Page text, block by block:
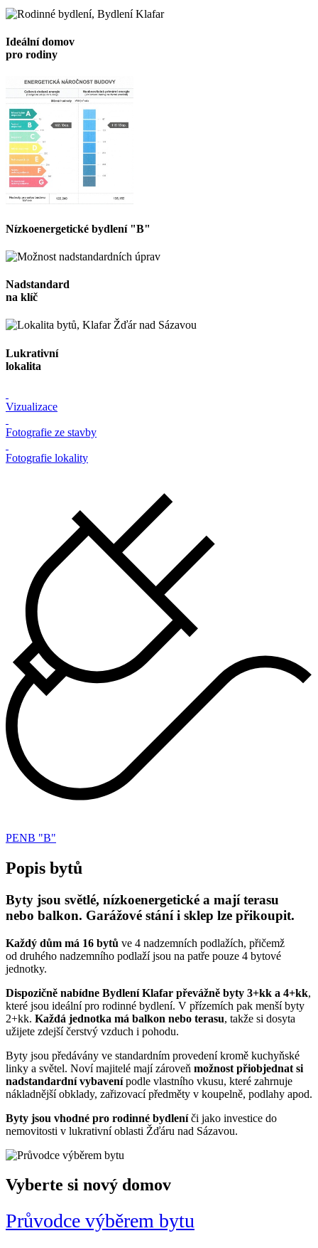
Ideální domov
pro rodiny
Nízkoenergetické bydlení "B"
Nadstandard
na klíč
Lukrativní
lokalita
Vizualizace
Fotografie ze stavby
Fotografie lokality
PENB "B"
Popis bytů
Byty jsou světlé, nízkoenergetické a mají terasu
nebo balkon. Garážové stání i sklep lze přikoupit.
Každý dům má 16 bytů ve 4 nadzemních podlažích, přičemž
od druhého nadzemního podlaží jsou na patře pouze 4 bytové
jednotky.
Dispozičně nabídne Bydlení Klafar převážně byty 3+kk a 4+kk,
které jsou ideální pro rodinné bydlení. V přízemích pak menší byty
2+kk. Každá jednotka má balkon nebo terasu, takže si dosyta
užijete zdejší čerstvý vzduch i pohodu.
Byty jsou předávány ve standardním provedení kromě kuchyňské
linky a světel. Noví majitelé mají zároveň možnost přiobjednat si
nadstandardní vybavenípodle vlastního vkusu, které zahrnuje
nákladnější obklady, zařizovací předměty v koupelně, podlahy apod.
Byty jsou vhodné pro rodinné bydleníči jako investice do
nemovitosti v lukrativní oblasti Žďáru nad Sázavou.
Vyberte si nový domov
Průvodce výběrem bytu